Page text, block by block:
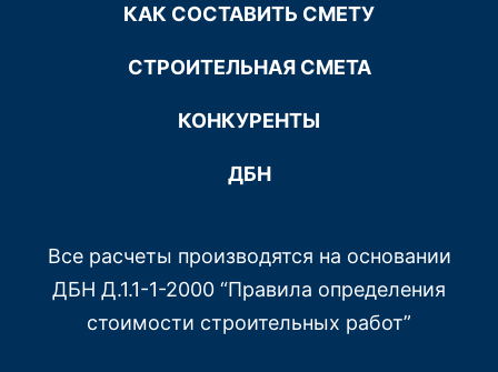
КАК СОСТАВИТЬ СМЕТУ
СТРОИТЕЛЬНАЯ СМЕТА
КОНКУРЕНТЫ
ДБН
Все расчеты производятся на основании
ДБН Д.1.1-1-2000 “Правила определения
стоимости строительных работ”